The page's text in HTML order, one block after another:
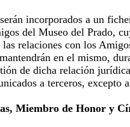
incorporados a un
del Museo del Prado,
relaciones con los
en el mismo,
de dicha relación
a terceros, excepto
Miembro de Honor y